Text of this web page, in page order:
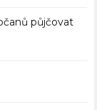
půjčovat